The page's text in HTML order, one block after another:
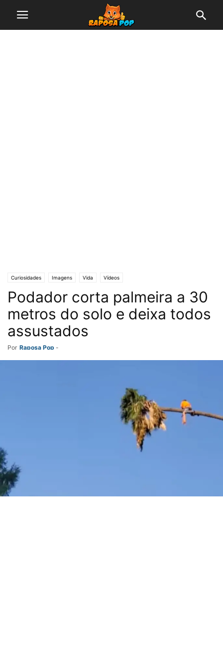
Curiosidades Imagens Vida Vídeos
Podador corta palmeira a 30
metros do solo e deixa todos
assustados
Por Raposa Pop -